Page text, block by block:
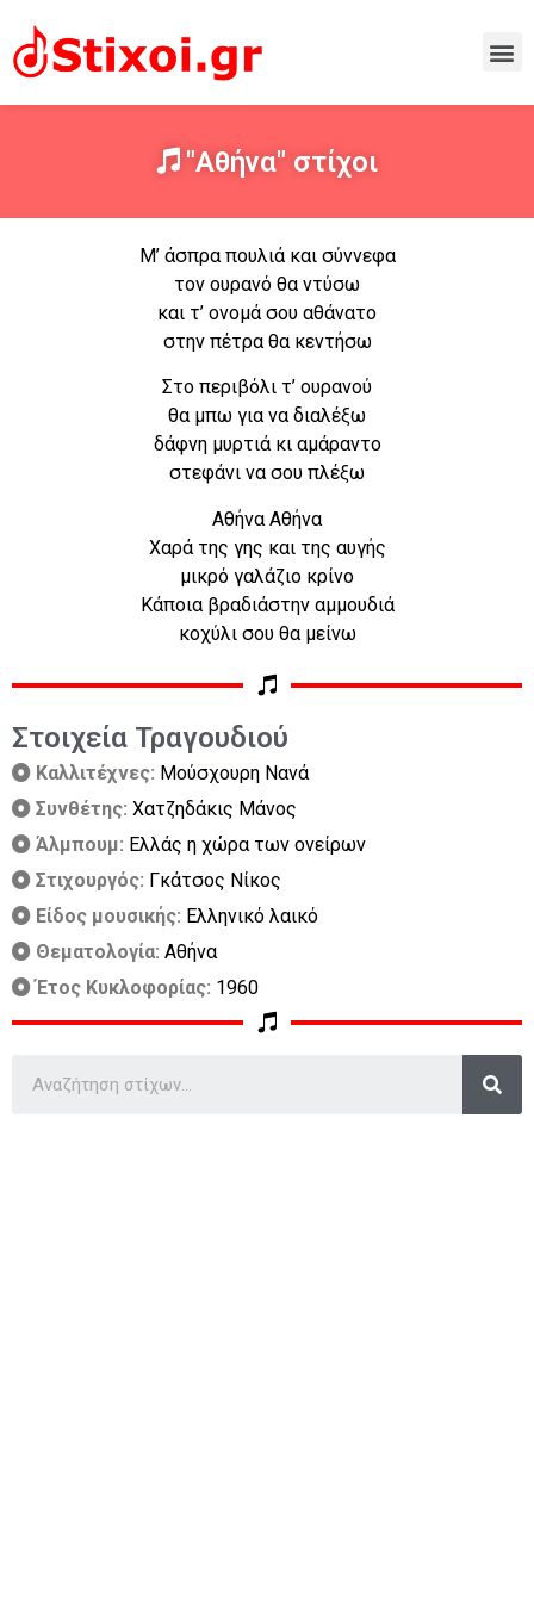
"Αθήνα" στίχοι
Μ’ άσπρα πουλιά και σύννεφα
τον ουρανό θα ντύσω
και τ’ ονομά σου αθάνατο
στην πέτρα θα κεντήσω
Στο περιβόλι τ’ ουρανού
θα μπω για να διαλέξω
δάφνη μυρτιά κι αμάραντο
στεφάνι να σου πλέξω
Αθήνα Αθήνα
Χαρά της γης και της αυγής
μικρό γαλάζιο κρίνο
Κάποια βραδιάστην αμμουδιά
κοχύλι σου θα μείνω
Στοιχεία Τραγουδιού
Καλλιτέχνες: Μούσχουρη Νανά
Συνθέτης: Χατζηδάκις Μάνος
Άλμπουμ: Ελλάς η χώρα των ονείρων
Στιχουργός: Γκάτσος Νίκος
Είδος μουσικής: Ελληνικό λαικό
Θεματολογία: Αθήνα
Έτος Κυκλοφορίας: 1960